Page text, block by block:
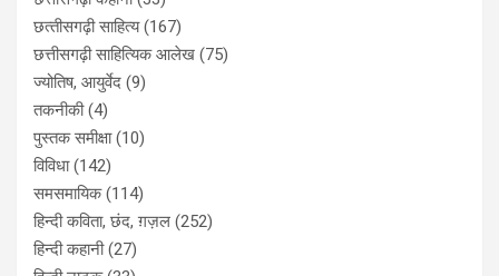
छत्‍तीसगढ़ी साहित्‍य(167)
छत्तीसगढ़ी साहित्यिक आलेख (75)
ज्योतिष, आयुर्वेद (9)
तकनीकी(4)
पुस्‍तक समीक्षा(10)
विविधा(142)
समसमायिक(114)
हिन्दी कविता, छंद, ग़ज़ल (252)
हिन्दी कहानी(27)